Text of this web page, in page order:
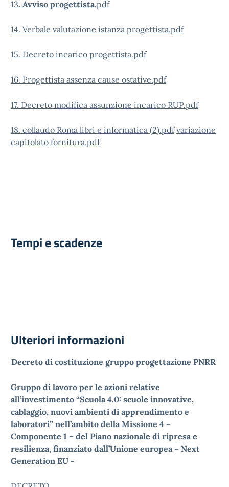
13. Avviso progettista.pdf
14. Verbale valutazione istanza progettista.pdf
15. Decreto incarico progettista.pdf
16. Progettista assenza cause ostative.pdf
17. Decreto modifica assunzione incarico RUP.pdf
18. collaudo Roma libri e informatica (2).pdf variazione
capitolato fornitura.pdf
Tempi e scadenze
Ulteriori informazioni
Decreto di costituzione gruppo progettazione PNRR
Gruppo di lavoro per le azioni relative
all’investimento “Scuola 4.0: scuole innovative,
cablaggio, nuovi ambienti di apprendimento e
laboratori” nell’ambito della Missione 4 –
Componente 1 – del Piano nazionale di ripresa e
resilienza, finanziato dall’Unione europea – Next
Generation EU -